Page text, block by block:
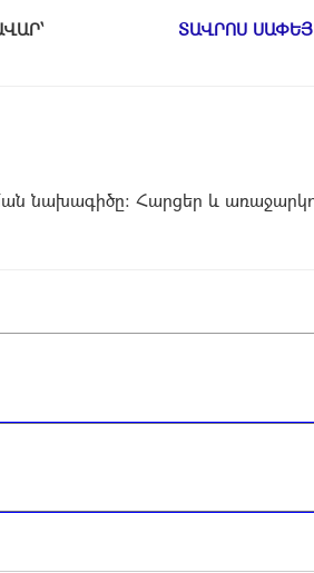
ՂԵԿԱՎԱՐ՝ ՏԱՎՐՈՍ
նախագիծը։ Հարցեր և